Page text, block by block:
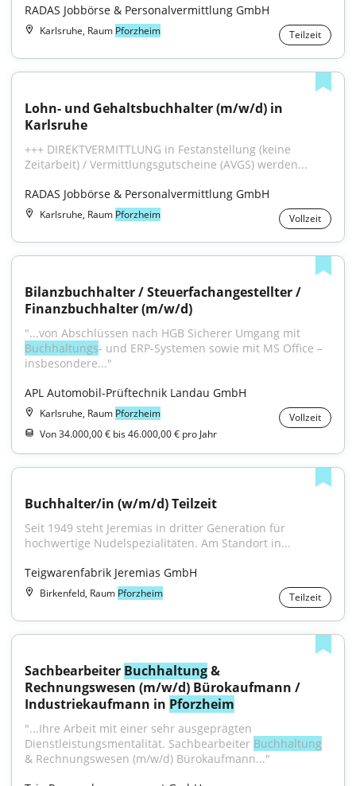
RADAS Jobbörse & Personalvermittlung GmbH
Karlsruhe, Raum Pforzheim Teilzeit
Lohn- und Gehaltsbuchhalter (m/w/d) in
Karlsruhe
+++ DIREKTVERMITTLUNG in Festanstellung (keine
Zeitarbeit) / Vermittlungsgutscheine (AVGS) werden...
RADAS Jobbörse & Personalvermittlung GmbH
Karlsruhe, Raum Pforzheim Vollzeit
Bilanzbuchhalter / Steuerfachangestellter /
Finanzbuchhalter (m/w/d)
Buchhaltungs- und ERP-Systemen sowie mit MS Office –
insbesondere..."
APL Automobil-Prüftechnik Landau GmbH
Karlsruhe, Raum Pforzheim
Vollzeit
Von 34.000,00 € bis 46.000,00 € pro Jahr
Buchhalter/in (w/m/d) Teilzeit
Seit 1949 steht Jeremias in dritter Generation für
hochwertige Nudelspezialitäten. Am Standort in...
Teigwarenfabrik Jeremias GmbH
Birkenfeld, Raum Pforzheim Teilzeit
Sachbearbeiter Buchhaltung &
Rechnungswesen (m/w/d) Bürokaufmann /
Industriekaufmann in Pforzheim
"...Ihre Arbeit mit einer sehr ausgeprägten
Dienstleistungsmentalität. Sachbearbeiter Buchhaltung
& Rechnungswesen (m/w/d) Bürokaufmann..."